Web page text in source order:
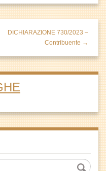
DICHIARAZIONE 730/2023 –
Contribuente →